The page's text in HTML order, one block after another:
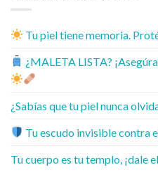
Tu piel tiene memoria.
¿MALETA LISTA?
¿Sabías que tu piel nunca
Tu escudo invisible contra
Tu cuerpo es tu templo, ¡dale